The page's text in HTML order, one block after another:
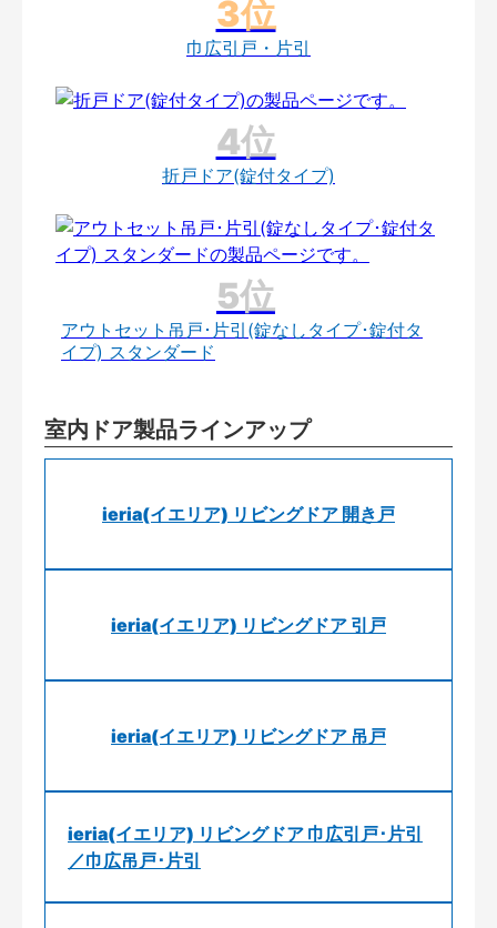
巾広引戸・片引
折戸ドア(錠付タイプ)
アウトセット吊戸･片引(錠なしタイプ･錠付タ
イプ) スタンダード
室内ドア製品ラインアップ
ieria(イエリア) リビングドア 開き戸
ieria(イエリア) リビングドア 引戸
ieria(イエリア) リビングドア 吊戸
ieria(イエリア) リビングドア 巾広引戸･片引
／巾広吊戸･片引